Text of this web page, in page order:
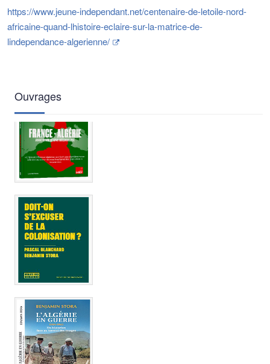
https://www.jeune-independant.net/centenaire-de-letoile-nord-
africaine-quand-lhistoire-eclaire-sur-la-matrice-de-
lindependance-algerienne/
Ouvrages